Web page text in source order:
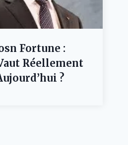
Fortune :
Réellement
?